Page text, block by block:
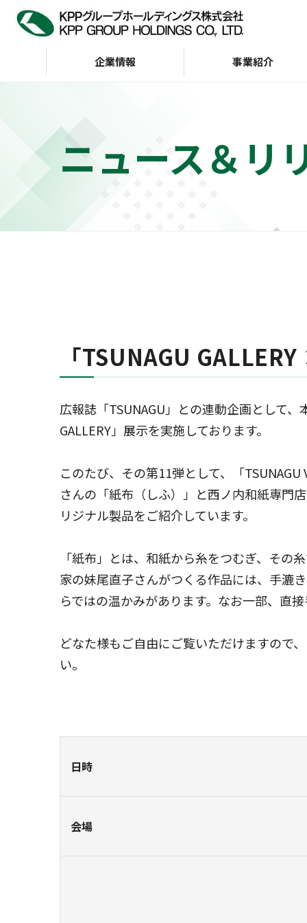
ニュース＆リ
「TSUNAGU
広報誌「TSUNAGU」との連動企画として
GALLERY」展示を実施しております。
このたび、その第11弾として、「
さんの「紙布（しふ）」と西ノ内和紙専門
リジナル製品をご紹介しています。
「紙布」とは、和紙から糸をつむぎ、その
家の妹尾直子さんがつくる作品には、手漉
らではの温かみがあります。なお一部、直
どなた様もご自由にご覧いただけますので
い。
日時
会場
企業情報
トップメッセージ KPP GROUP WAY
企業情報 事業紹介
IR情報
経営方針 財務・業績
キャッシュフロー
サステナビリティ
サステナビリティビジョン
サステナビリテ